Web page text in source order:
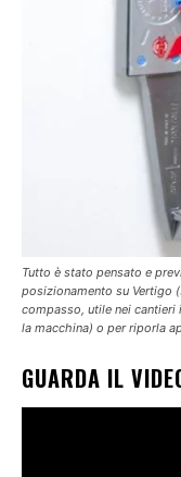
Tutto è stato pensato e
posizionamento su Vertigo
compasso, utile nei cantieri
la macchina) o per riporla
GUARDA IL